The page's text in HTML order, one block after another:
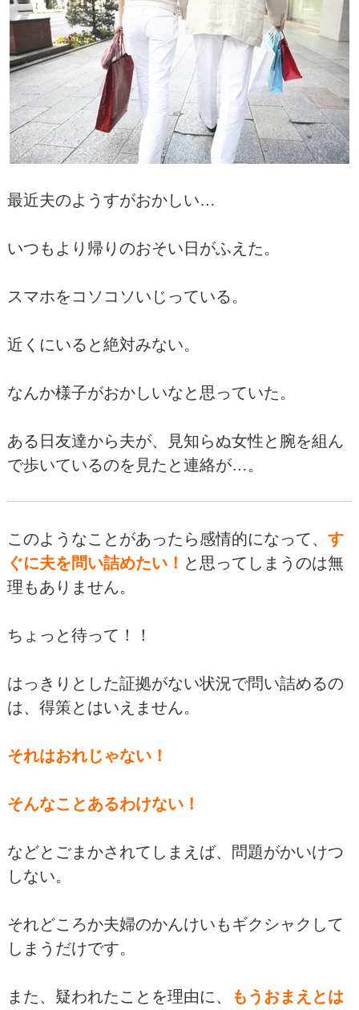
最近夫のようすがおかしい…
いつもより帰りのおそい日がふえた。
スマホをコソコソいじっている。
近くにいると絶対みない。
なんか様子がおかしいなと思っていた。
ある日友達から夫が、見知らぬ女性と腕を組ん
で歩いているのを見たと連絡が…。
このようなことがあったら感情的になって、す
ぐに夫を問い詰めたい！ と思ってしまうのは無
理もありません。
ちょっと待って！！
はっきりとした証拠がない状況で問い詰めるの
は、得策とはいえません。
それはおれじゃない！
そんなことあるわけない！
などとごまかされてしまえば、問題がかいけつ
しない。
それどころか夫婦のかんけいもギクシャクして
しまうだけです。
また、疑われたことを理由に、
もうおまえとは